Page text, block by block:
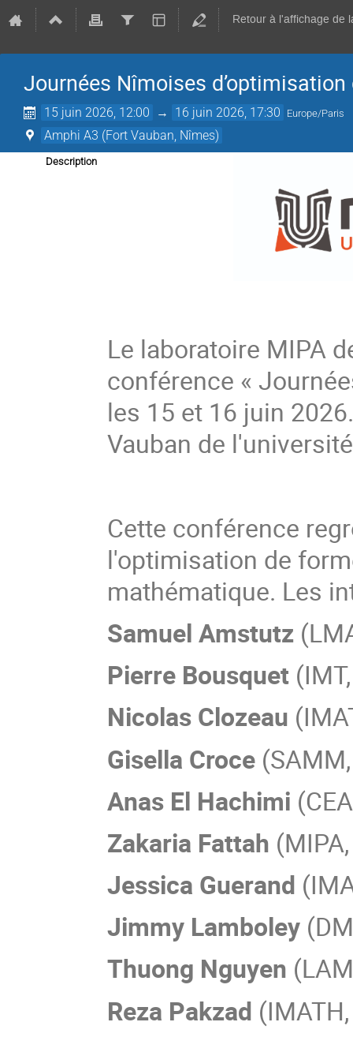
Retour à l'affichage de
Journées Nîmoises
15 juin 2026, 12:00 → 16 juin 2026, 17:30 Europe/Paris
Amphi A3 (Fort Vauban, Nîmes)
Description
Le laboratoire MIPA
conférence «
les 15 et 16 juin
Vauban de
Cette conférence
l'optimisation de
mathématique. Les
Samuel Amstutz
Pierre Bousquet
Nicolas Clozeau
Gisella Croce
Anas El Hachimi
Zakaria Fattah
Jessica Guerand
Jimmy Lamboley
Thuong Nguyen
Reza Pakzad